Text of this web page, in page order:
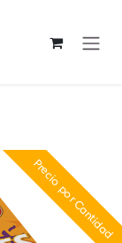
Precio por Cantidad